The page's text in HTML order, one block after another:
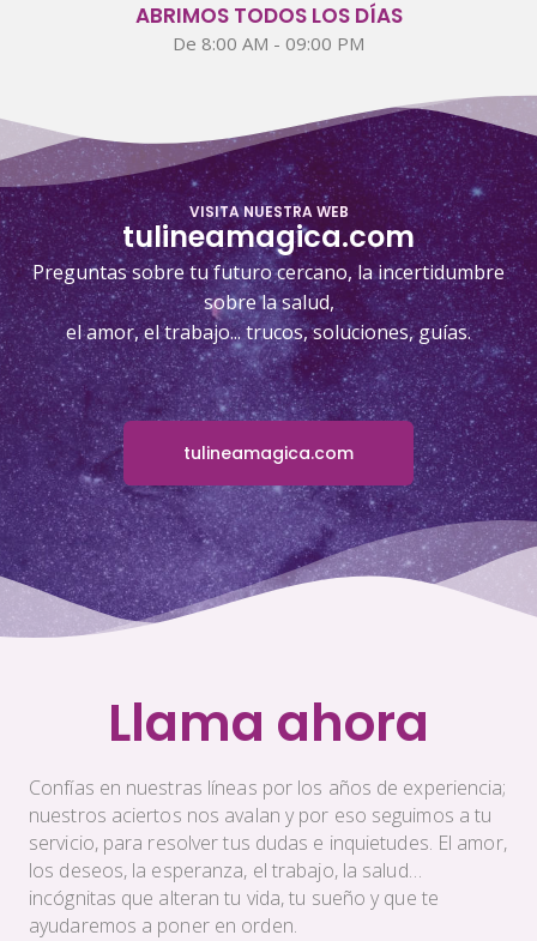
ABRIMOS TODOS LOS DÍAS
De 8:00 AM - 09:00 PM
VISITA NUESTRA WEB
tulineamagica.com
Preguntas sobre tu futuro cercano, la incertidumbre
sobre la salud,
el amor, el trabajo... trucos, soluciones, guías.
tulineamagica.com
Llama ahora
Confías en nuestras líneas por los años de experiencia;
nuestros aciertos nos avalan y por eso seguimos a tu
servicio, para resolver tus dudas e inquietudes. El amor,
los deseos, la esperanza, el trabajo, la salud…
incógnitas que alteran tu vida, tu sueño y que te
ayudaremos a poner en orden.